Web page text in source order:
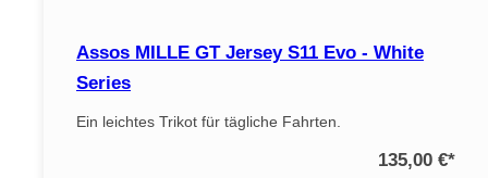
Assos MILLE GT Jersey S11 Evo - White
Series
Ein leichtes Trikot für tägliche Fahrten.
135,00 €*